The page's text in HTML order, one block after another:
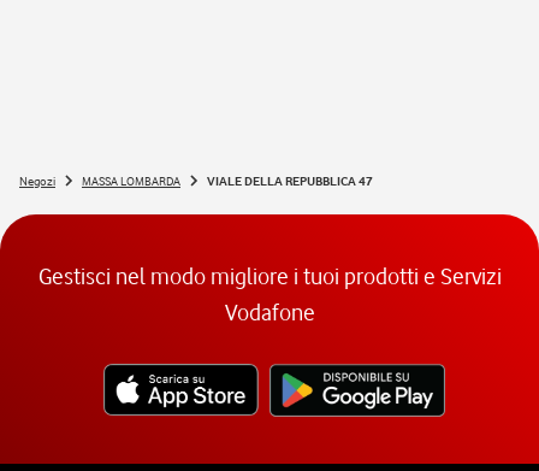
Negozi MASSA LOMBARDA VIALE DELLA REPUBBLICA 47
Gestisci nel modo migliore i tuoi prodotti e Servizi
Vodafone